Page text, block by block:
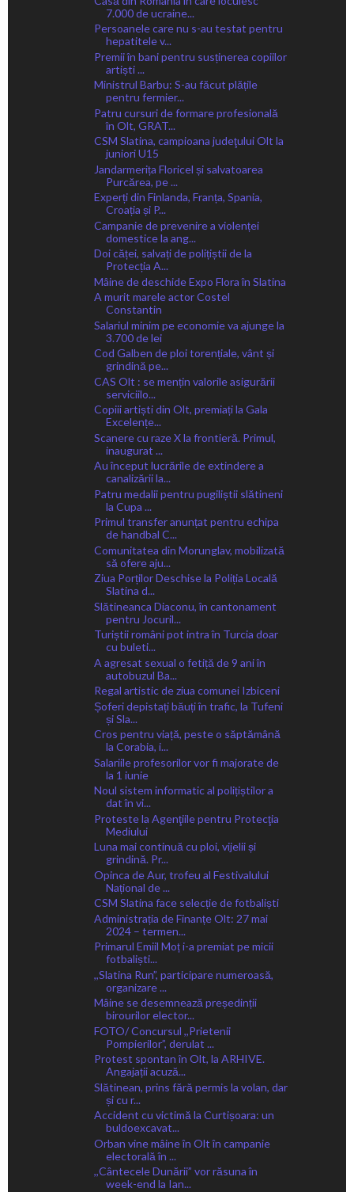
7.000 de ucraine...
Persoanele care nu s-au testat pentru
hepatitele v...
Premii în bani pentru susținerea copiilor
artiști ...
Ministrul Barbu: S-au făcut plățile
pentru fermier...
Patru cursuri de formare profesională
în Olt, GRAT...
CSM Slatina, campioana judeţului Olt la
juniori U15
Jandarmerița Floricel și salvatoarea
Purcărea, pe ...
Experți din Finlanda, Franța, Spania,
Croația și P...
Campanie de prevenire a violenței
domestice la ang...
Doi căței, salvați de polițiștii de la
Protecția A...
Mâine de deschide Expo Flora în Slatina
A murit marele actor Costel
Constantin
Salariul minim pe economie va ajunge la
3.700 de lei
Cod Galben de ploi torențiale, vânt și
grindină pe...
CAS Olt : se mențin valorile asigurării
serviciilo...
Copiii artiști din Olt, premiați la Gala
Excelențe...
Scanere cu raze X la frontieră. Primul,
inaugurat ...
Au început lucrările de extindere a
canalizării la...
Patru medalii pentru pugiliștii slătineni
la Cupa ...
Primul transfer anunțat pentru echipa
de handbal C...
Comunitatea din Morunglav, mobilizată
să ofere aju...
Ziua Porților Deschise la Poliția Locală
Slatina d...
Slătineanca Diaconu, în cantonament
pentru Jocuril...
Turiștii români pot intra în Turcia doar
cu buleti...
A agresat sexual o fetiță de 9 ani în
autobuzul Ba...
Regal artistic de ziua comunei Izbiceni
Șoferi depistați băuți în trafic, la Tufeni
și Sla...
Cros pentru viață, peste o săptămână
la Corabia, i...
Salariile profesorilor vor fi majorate de
la 1 iunie
Noul sistem informatic al polițiștilor a
dat în vi...
Proteste la Agenţiile pentru Protecţia
Mediului
Luna mai continuă cu ploi, vijelii și
grindină. Pr...
Opinca de Aur, trofeu al Festivalului
Național de ...
CSM Slatina face selecție de fotbaliști
Administrația de Finanțe Olt: 27 mai
2024 – termen...
Primarul Emiil Moț i-a premiat pe micii
fotbaliști...
,,Slatina Run”, participare numeroasă,
organizare ...
Mâine se desemnează președinții
birourilor elector...
FOTO/ Concursul ,,Prietenii
Pompierilor”, derulat ...
Protest spontan în Olt, la ARHIVE.
Angajații acuză...
Slătinean, prins fără permis la volan, dar
și cu r...
Accident cu victimă la Curtișoara: un
buldoexcavat...
Orban vine mâine în Olt în campanie
electorală în ...
,,Cântecele Dunării” vor răsuna în
week-end la Ian...